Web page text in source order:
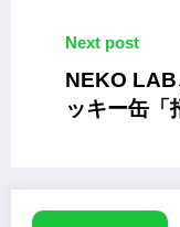
Next post
NEKO LAB
ッキー缶「